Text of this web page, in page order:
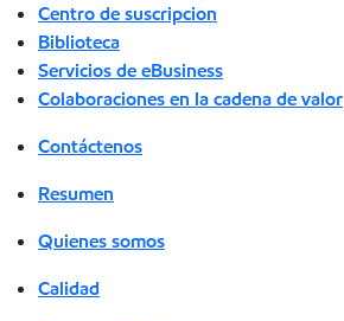
Centro de suscripcion
Biblioteca
Servicios de eBusiness
Colaboraciones en la cadena de valor
Contáctenos
Resumen
Quienes somos
Calidad